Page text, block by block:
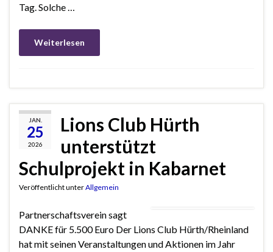
Tag. Solche …
Weiterlesen
JAN.
25
2026
Lions Club Hürth
unterstützt
Schulprojekt in Kabarnet
Veröffentlicht unterAllgemein
Partnerschaftsverein sagt
DANKE für 5.500 Euro Der Lions Club Hürth/Rheinland
hat mit seinen Veranstaltungen und Aktionen im Jahr